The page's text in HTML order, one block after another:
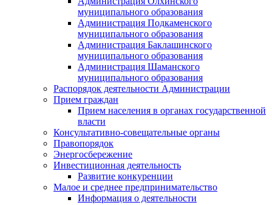
муниципального образования
Администрация Подкаменского
муниципального образования
Администрация Баклашинского
муниципального образования
Администрация Шаманского
муниципального образования
Распорядок деятельности Администрации
Прием граждан
Прием населения в органах государственной
власти
Консультативно-совещательные органы
Правопорядок
Энергосбережение
Инвестиционная деятельность
Развитие конкуренции
Малое и среднее предпринимательство
Информация о деятельности